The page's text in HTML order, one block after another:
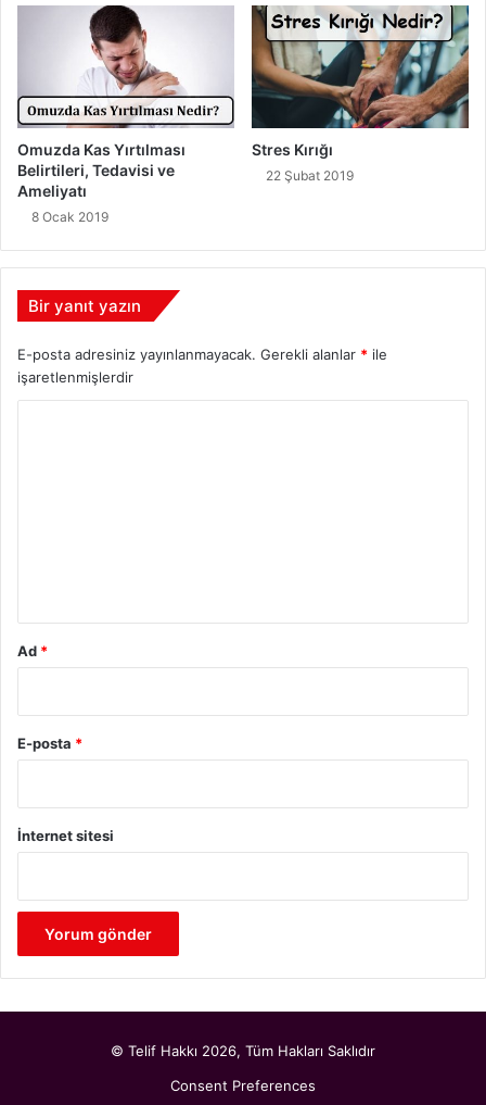
Omuzda Kas Yırtılması
Belirtileri, Tedavisi ve
Ameliyatı
8 Ocak 2019
Stres Kırığı
22 Şubat 2019
Bir yanıt yazın
E-posta adresiniz yayınlanmayacak. Gerekli alanlar * ile
işaretlenmişlerdir
Ad *
E-posta *
İnternet sitesi
© Telif Hakkı 2026, Tüm Hakları Saklıdır
Consent Preferences